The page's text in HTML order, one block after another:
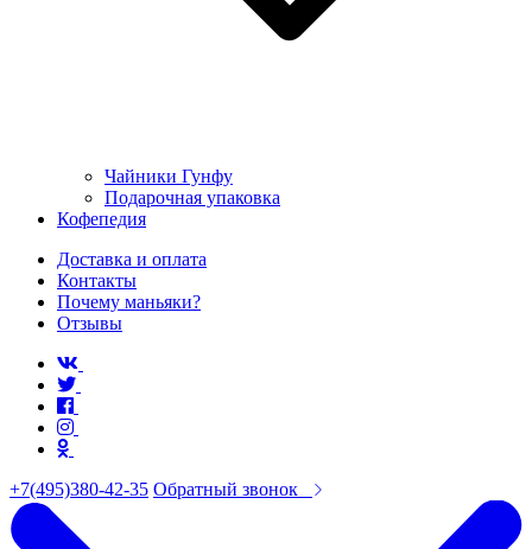
Чайники Гунфу
Подарочная упаковка
Кофепедия
Доставка и оплата
Контакты
Почему маньяки?
Отзывы
+7(495)380-42-35 Обратный звонок